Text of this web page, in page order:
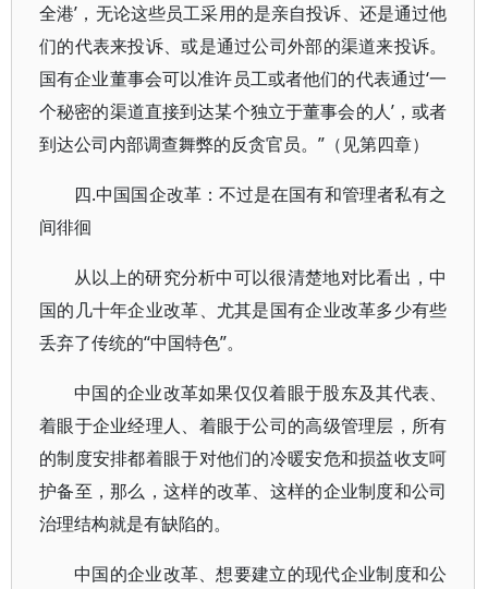
全港’，无论这些员工采用的是亲自投诉、还是通过他
们的代表来投诉、或是通过公司外部的渠道来投诉。
国有企业董事会可以准许员工或者他们的代表通过‘一
个秘密的渠道直接到达某个独立于董事会的人’，或者
到达公司内部调查舞弊的反贪官员。”（见第四章）
四.中国国企改革：不过是在国有和管理者私有之
间徘徊
从以上的研究分析中可以很清楚地对比看出，中
国的几十年企业改革、尤其是国有企业改革多少有些
丢弃了传统的“中国特色”。
中国的企业改革如果仅仅着眼于股东及其代表、
着眼于企业经理人、着眼于公司的高级管理层，所有
的制度安排都着眼于对他们的冷暖安危和损益收支呵
护备至，那么，这样的改革、这样的企业制度和公司
治理结构就是有缺陷的。
中国的企业改革、想要建立的现代企业制度和公